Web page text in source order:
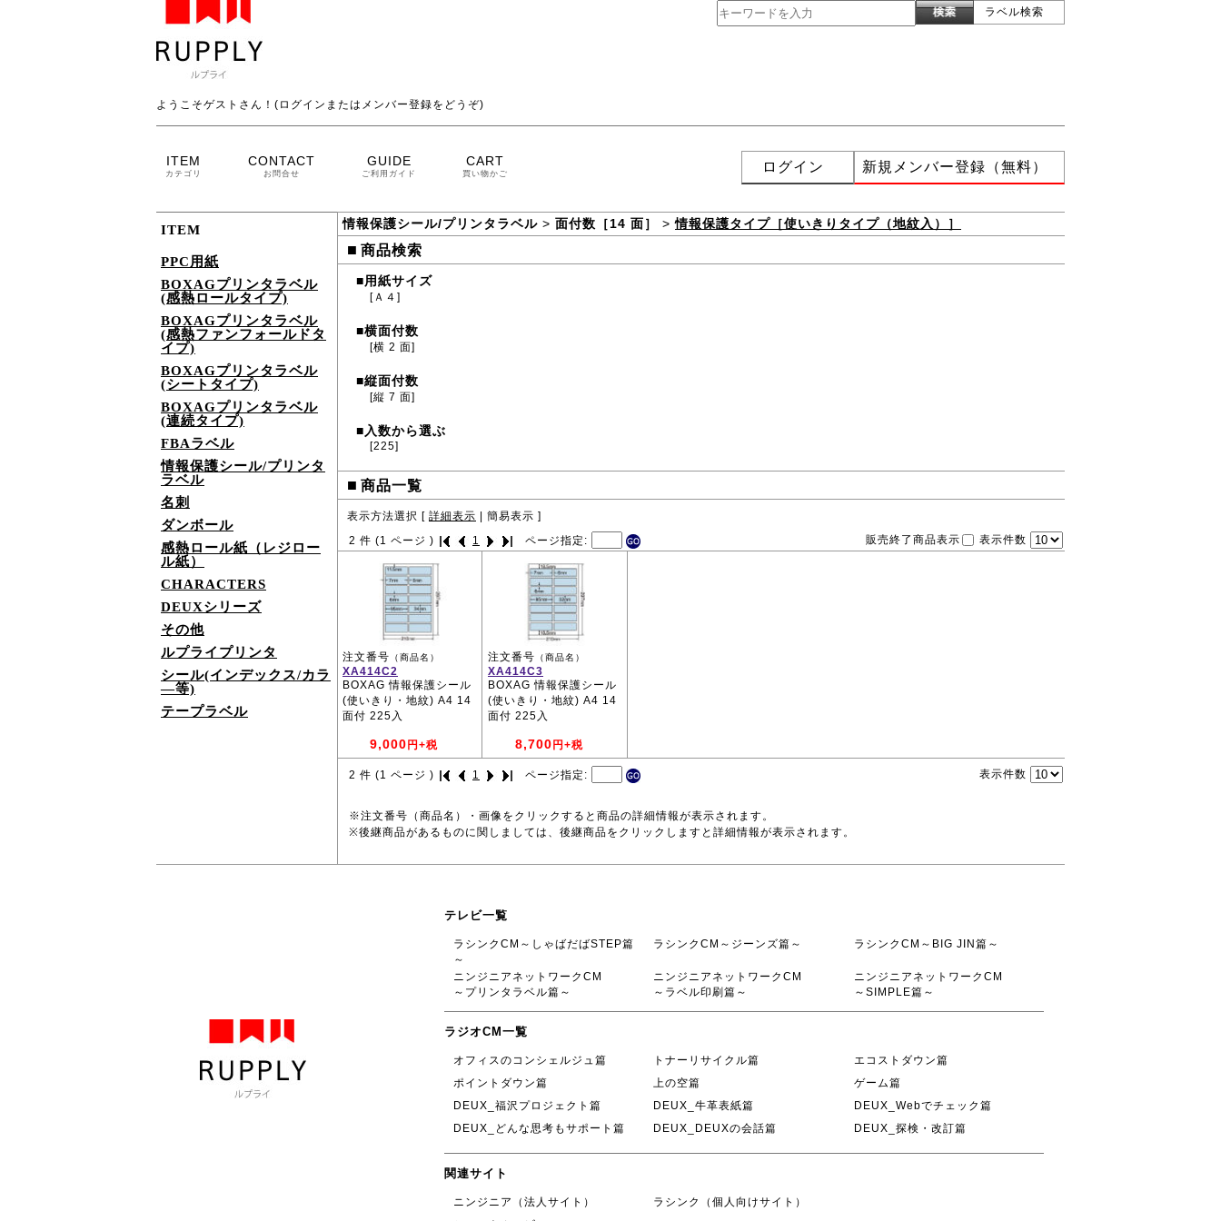
ラベル検索
ようこそゲストさん！(ログインまたはメンバー登録をどうぞ)
ITEM
カテゴリ
CONTACT
お問合せ
GUIDE
ご利用ガイド
CART
買い物かご ログイン 新規メンバー登録（無料）
ITEM
PPC用紙
BOXAGプリンタラベル
(感熱ロールタイプ)
BOXAGプリンタラベル
(感熱ファンフォールドタ
イプ)
BOXAGプリンタラベル
(シートタイプ)
BOXAGプリンタラベル
(連続タイプ)
FBAラベル
情報保護シール/プリンタ
ラベル
名刺
ダンボール
感熱ロール紙（レジロー
ル紙）
CHARACTERS
DEUXシリーズ
その他
ルプライプリンタ
シール(インデックス/カラ
―等)
テープラベル
情報保護シール/プリンタラベル > 面付数［14 面］ > 情報保護タイプ［使いきりタイプ（地紋入）］
■ 商品検索
■用紙サイズ
[Ａ４]
■横面付数
[横 2 面]
■縦面付数
[縦 7 面]
■ 入数から選ぶ
[225]
■ 商品一覧
表示方法選択 [ 詳細表示 簡易表示 ]
2 件 (1 ページ ) 1 ページ指定: 販売終了商品表示 表示件数
注文番号 （商品名）
XA414C2
BOXAG 情報保護シール
(使いきり・地紋) A4 14
面付 225入
9,000 円+税
注文番号 （商品名）
XA414C3
BOXAG 情報保護シール
(使いきり・地紋) A4 14
面付 225入
8,700 円+税
2 件 (1 ページ ) 1 ページ指定: 表示件数
※注文番号（商品名）・画像をクリックすると商品の詳細情報が表示されます。
※後継商品があるものに関しましては、後継商品をクリックしますと詳細情報が表示されます。
テレビ一覧
ラシンクCM～しゃばだばSTEP篇
～
ラシンクCM～ジーンズ篇～ ラシンクCM～BIG JIN篇～
ニンジニアネットワークCM
～プリンタラベル篇～
ニンジニアネットワークCM
～ラベル印刷篇～
ニンジニアネットワークCM
～SIMPLE篇～
ラジオCM一覧
オフィスのコンシェルジュ篇 トナーリサイクル篇
エコストダウン篇
ポイントダウン篇
上の空篇
ゲーム篇
DEUX_福沢プロジェクト篇
DEUX_牛革表紙篇
DEUX_Webでチェック篇
DEUX_どんな思考もサポート篇
DEUX_DEUXの会話篇 DEUX_探検・改訂篇
関連サイト
ニンジニア（法人サイト）
ラシンク（個人向けサイト）